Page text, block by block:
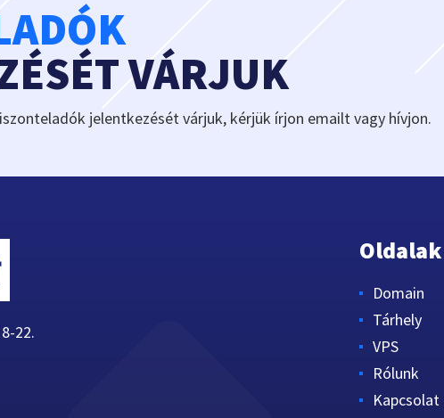
VÁRJUK
jelentkezését várjuk, kérjük írjon emailt vagy hívjon.
22.
Oldalak
Domain
Tárhely
VPS
Rólunk
Kapcsolat